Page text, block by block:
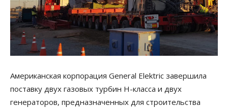
Американская корпорация General Elektric завершила
поставку двух газовых турбин H-класса и двух
генераторов, предназначенных для строительства